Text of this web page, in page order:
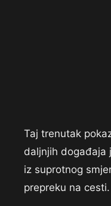
Taj trenutak
daljnjih događaja
iz suprotnog
prepreku na cesti.